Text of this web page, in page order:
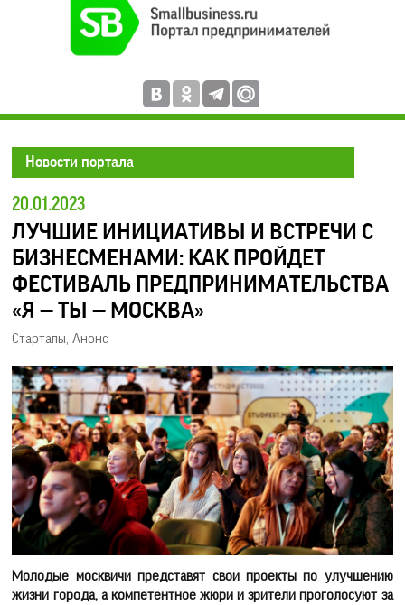
Новости портала
20.01.2023
ЛУЧШИЕ ИНИЦИАТИВЫ И ВСТРЕЧИ С
БИЗНЕСМЕНАМИ: КАК ПРОЙДЕТ
ФЕСТИВАЛЬ ПРЕДПРИНИМАТЕЛЬСТВА
«Я — ТЫ — МОСКВА»
Стартапы ,Анонс
Молодые москвичи представят свои проекты по улучшению
жизни города, а компетентное жюри и зрители проголосуют за